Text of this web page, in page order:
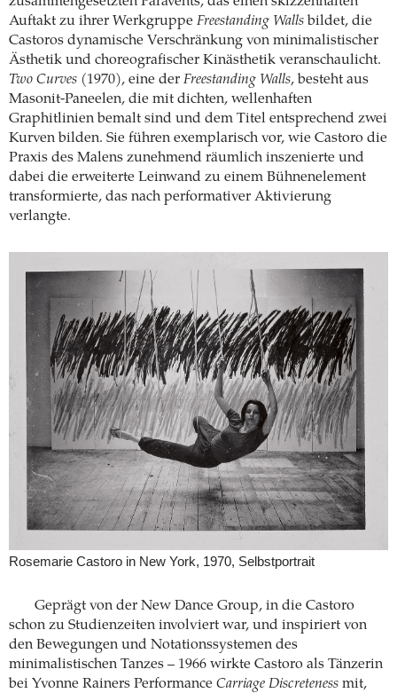
Auftakt zu ihrer Werkgruppe Freestanding Walls bildet, die
Castoros dynamische Verschränkung von minimalistischer
Ästhetik und choreografischer Kinästhetik veranschaulicht.
Two Curves (1970), eine der Freestanding Walls, besteht aus
Masonit-Paneelen, die mit dichten, wellenhaften
Graphitlinien bemalt sind und dem Titel entsprechend zwei
Kurven bilden. Sie führen exemplarisch vor, wie Castoro die
Praxis des Malens zunehmend räumlich inszenierte und
dabei die erweiterte Leinwand zu einem Bühnen­element
transformierte, das nach performativer Aktivierung
verlangte.
Rosemarie Castoro in New York, 1970, Selbstportrait
Geprägt von der New Dance Group, in die Castoro
schon zu Studienzeiten involviert war, und inspiriert von
den Bewegungen und Nota­tionssystemen des
minimalistischen Tanzes – 1966 wirkte Castoro als Tänzerin
bei Yvonne Rainers Performance Carriage Discreteness mit,